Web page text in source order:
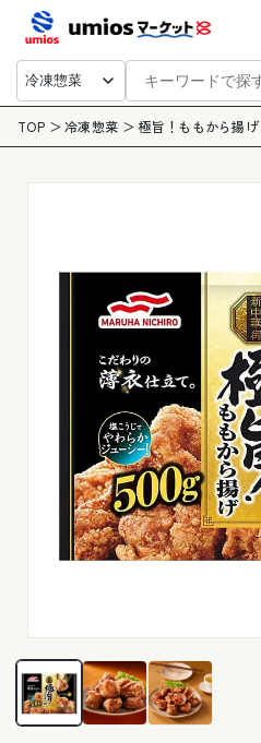
ツに
進む
冷凍惣菜
TOP 冷凍惣菜 極旨！ももから揚げ
商品
情報
ー
ダ
ル
で